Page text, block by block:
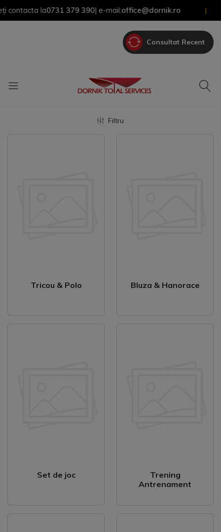
la0731 379 390| e-mail:office@dornik.ro
Consultat Recent
Filtru
Tricou & Polo Bluza & Hanorace
Set de joc
Trening
Antrenament